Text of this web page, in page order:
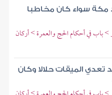
مكة سواء كان مخاطبا
باب في أحكام الحج والعمرة > أركان
الميقات حلالا وكان